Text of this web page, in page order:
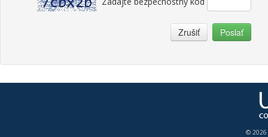
Zrušiť Poslať
© 2026